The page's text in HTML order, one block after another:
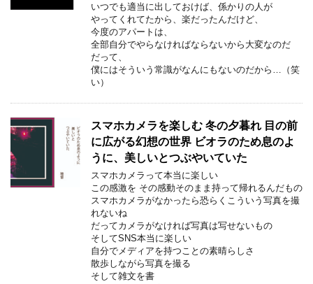
いつでも適当に出しておけば、係かりの人が
やってくれてたから、楽だったんだけど、
今度のアパートは、
全部自分でやらなければならないから大変なのだ
だって、
僕にはそういう常識がなんにもないのだから…（笑
い）
スマホカメラを楽しむ 冬の夕暮れ 目の前
に広がる幻想の世界 ビオラのため息のよ
うに、美しいとつぶやいていた
スマホカメラって本当に楽しい
この感激を その感動そのまま持って帰れるんだもの
スマホカメラがなかったら恐らくこういう写真を撮
れないね
だってカメラがなければ写真は写せないもの
そしてSNS本当に楽しい
自分でメディアを持つことの素晴らしさ
散歩しながら写真を撮る
そして雑文を書